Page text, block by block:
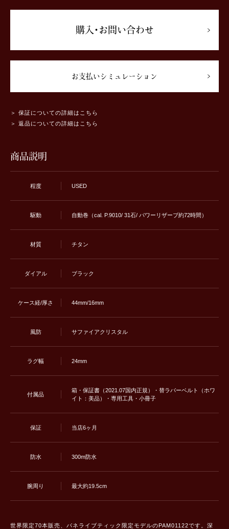
購入･お問い合わせ
お支払いシミュレーション
＞ 保証についての詳細はこちら
＞ 返品についての詳細はこちら
商品説明
程度 USED
駆動 自動巻（cal. P.9010/ 31石/ パワーリザーブ約72時間）
材質 チタン
ダイアル ブラック
ケース経/厚さ 44mm/16mm
風防 サファイアクリスタル
ラグ幅 24mm
付属品
箱・保証書（2021.07国内正規）・替ラバーベルト（ホワ
イト：美品）・専用工具・小冊子
保証 当店6ヶ月
防水 300m防水
腕周り 最大約19.5cm
世界限定70本販売、パネライブティック限定モデルのPAM01122です。深